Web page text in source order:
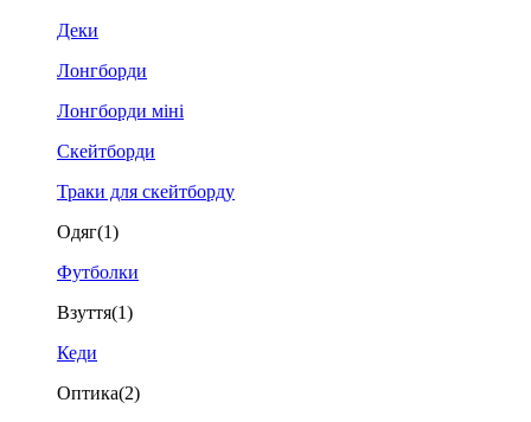
Деки
Лонгборди
Лонгборди міні
Скейтборди
Траки для скейтборду
Одяг(1)
Футболки
Взуття(1)
Кеди
Оптика(2)